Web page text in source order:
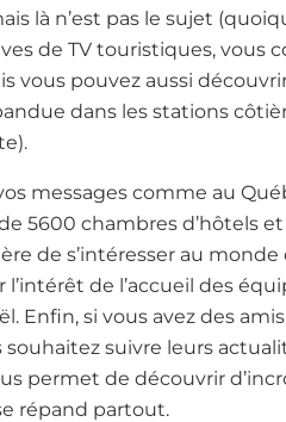
là n’est pas le sujet
de TV touristiques, vous
vous pouvez aussi
dans les stations
messages comme au
5600 chambres d’hôtels
de s’intéresser au monde
de l’accueil des
Enfin, si vous avez des
suivre leurs
permet de découvrir
répand partout.